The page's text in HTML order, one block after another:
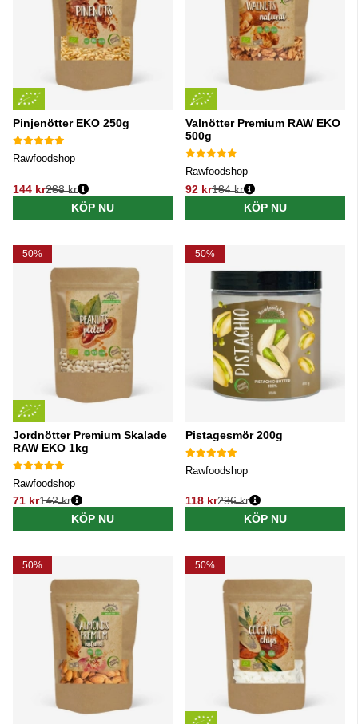
Pinjenötter EKO 250g
Rawfoodshop
144 kr
Ordinarie pris:
288 kr
KÖP NU
Valnötter Premium RAW EKO
500g
Rawfoodshop
92 kr
Ordinarie pris:
184 kr
KÖP NU
50%
Jordnötter Premium Skalade
RAW EKO 1kg
Rawfoodshop
71 kr
Ordinarie pris:
142 kr
KÖP NU
50%
Pistagesmör 200g
Rawfoodshop
118 kr
Ordinarie pris:
236 kr
KÖP NU
50% 50%